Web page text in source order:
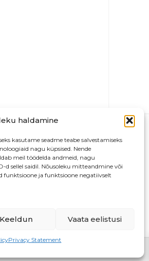
haldamine
kasutame seadme teabe salvestamiseks
nagu küpsised. Nende
meil töödelda andmeid, nagu
sellel saidil. Nõusoleku mitteandmine või
ja funktsioone negatiivselt
Keeldun Vaata eelistusi
Privacy Statement